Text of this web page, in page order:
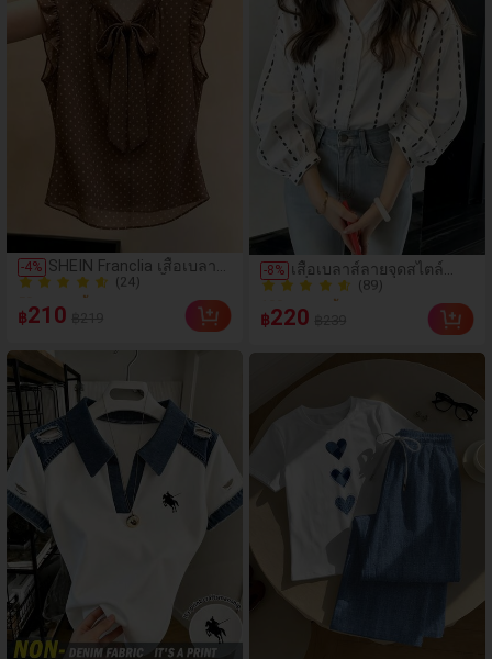
-4% SHEIN Franclia เสื้อเบลาส์
แขนกุดลายจุดสีน้ำตาลวิน
เทจ คอผูกโบว์พร้อมระบาย
ที่วงแขน เสื้อชีฟองหรูหรา
(24)
50+ ขายแล้ว
50+ ขายแล้ว
฿210
ผ่อนผู้หญิง
-8% เสื้อเบลาส์ลายจุดสไตล์
ฝรั่งเศสฤดูใบไม้ร่วง, ทรง
เข้ารูป, แขนยาวคอวี,
สไตล์ใหม่ฤดูใบไม้ผลิ,
ป้องกันแสงแดด, ใส่ไป
ทำงานและลำลอง สีขาว
100+ ขายแล้ว
100+ ขายแล้ว
฿220